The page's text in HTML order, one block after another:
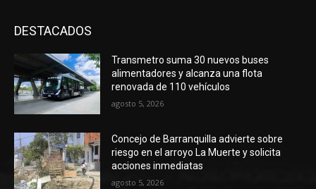
DESTACADOS
Transmetro suma 30 nuevos buses
alimentadores y alcanza una flota
renovada de 110 vehículos
agosto 5, 2026
Concejo de Barranquilla advierte sobre
riesgo en el arroyo La Muerte y solicita
acciones inmediatas
agosto 5, 2026